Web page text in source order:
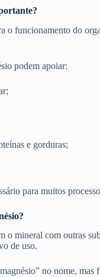
o funcionamento do
podem apoiar:
e gorduras;
para muitos
o mineral com outras
de uso.
no nome,